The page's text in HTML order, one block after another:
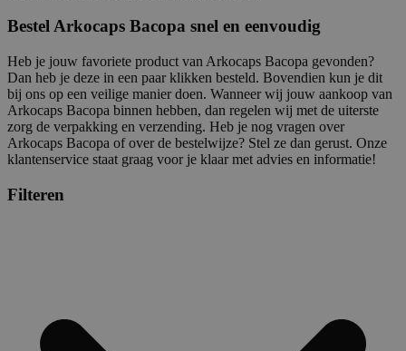
Bestel Arkocaps Bacopa snel en eenvoudig
Heb je jouw favoriete product van Arkocaps Bacopa gevonden?
Dan heb je deze in een paar klikken besteld. Bovendien kun je dit
bij ons op een veilige manier doen. Wanneer wij jouw aankoop van
Arkocaps Bacopa binnen hebben, dan regelen wij met de uiterste
zorg de verpakking en verzending. Heb je nog vragen over
Arkocaps Bacopa of over de bestelwijze? Stel ze dan gerust. Onze
klantenservice staat graag voor je klaar met advies en informatie!
Filteren